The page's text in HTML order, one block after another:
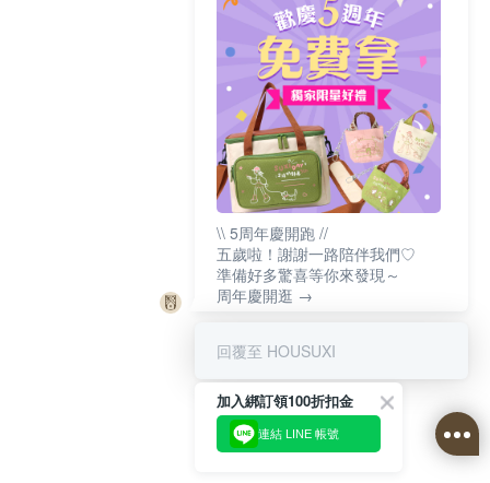
\\ 5周年慶開跑 //
五歲啦！謝謝一路陪伴我們♡
準備好多驚喜等你來發現～
周年慶開逛 →
回覆至 HOUSUXI
加入綁訂領100折扣金
連結 LINE 帳號